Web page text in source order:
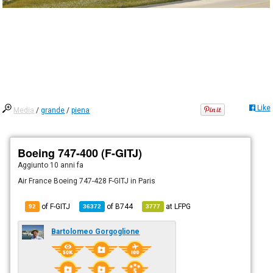
Media /grande /piena Like
Boeing 747-400 (F-GITJ)
Aggiunto 10 anni fa
Air France Boeing 747-428 F-GITJ in Paris
92 of F-GITJ 36372 ofB744 3777 atLFPG
Bartolomeo Gorgoglione